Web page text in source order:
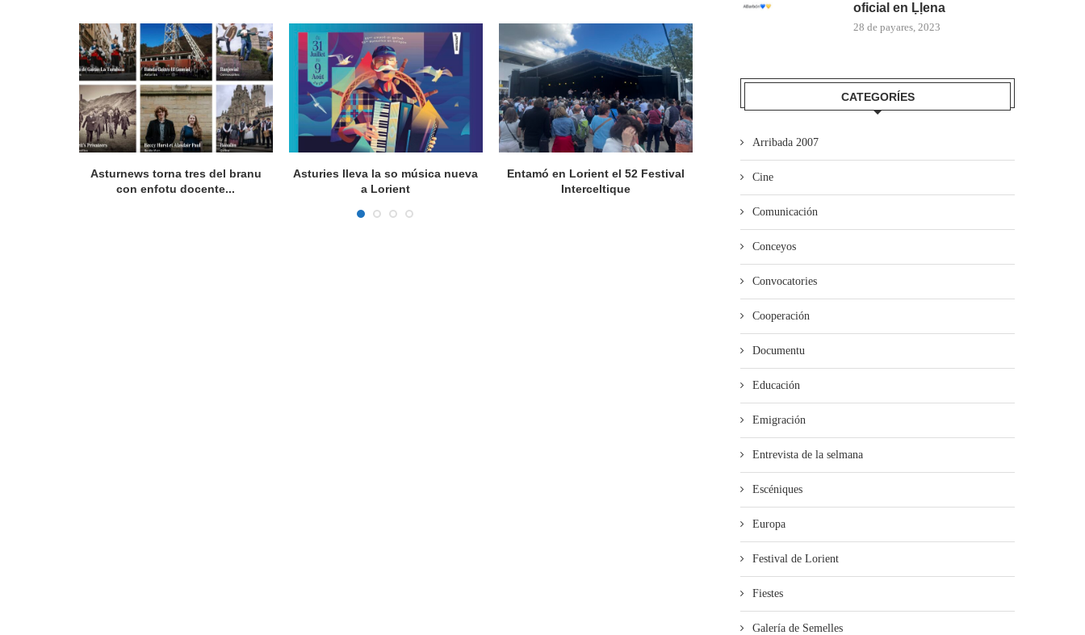
Asturnews torna tres del branu
con enfotu docente...
Asturies lleva la so música nueva
a Lorient
Entamó en Lorient el 52 Festival
Interceltique
Feria d’Arte contemporaneo
XL Xornaes
oficial en Ḷḷena
28 de payares, 2023
CATEGORÍES
Arribada 2007
Cine
Comunicación
Conceyos
Convocatories
Cooperación
Documentu
Educación
Emigración
Entrevista de la selmana
Escéniques
Europa
Festival de Lorient
Fiestes
Galería de Semelles